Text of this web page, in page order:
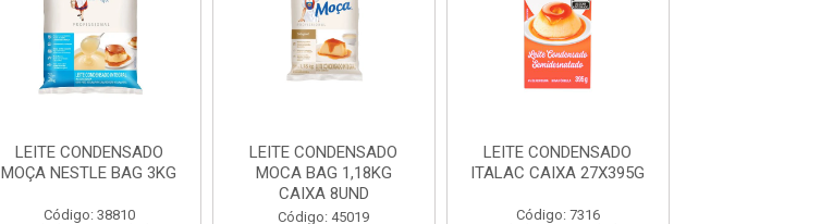
LEITE CONDENSADO
MOÇA NESTLE BAG 3KG
Código: 38810
LEITE CONDENSADO
MOCA BAG 1,18KG
CAIXA 8UND
Código: 45019
LEITE CONDENSADO
ITALAC CAIXA 27X395G
Código: 7316